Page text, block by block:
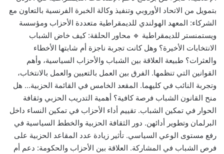
بتمويل من الاتحاد الأوروبي وتنفيذ وكالة الخبرة الفرنسية بالتعاون مع
الشركاء: المعهد الهولندي للديمقراطية متعددة الأحزاب ومؤسسة
ويستمنستر للديمقراطية 🔹 محاور الحلقة: كيف خاض الشباب
الانتخابات الأخيرة؟ وهل كانت تجربة ناجزة أم شابتها الأخطاء
والعثرات؟ طبيعة العلاقة بين الشباب والأحزاب السياسية، وأهم
القوانين التي تنظمها. الفرق بين العمل بالتعيين والعمل بالانتخاب،
وتجربة النائب في كليهما. المقعد الخامس في القائمة الحزبية… هل
منح القانون الشباب فرصة كافية؟ أهمية التدريب الحزبي وثقافة
الحوار في تمكين الشباب. تقييم أداء الأحزاب في تمكين النساء داخل
البرلمان وتطوير أدائهن. دور الثقافة الحزبية والخطط السياسية في
رفع مستوى الوعي السياسي. تأثير زيادة عدد المقاعد الحزبية على
فرص الشباب في المشاركة. العلاقة بين الأحزاب والحكومة: دعم أم